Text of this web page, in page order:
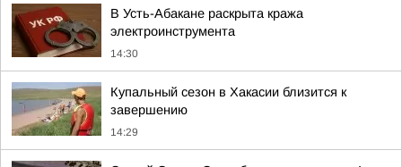
В Усть-Абакане раскрыта кража
электроинструмента
14:30
Купальный сезон в Хакасии близится к
завершению
14:29